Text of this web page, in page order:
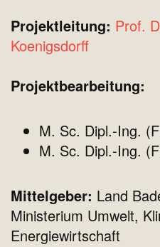
Projektleitung: Prof.
Koenigsdorff
Projektbearbeitung:
M. Sc. Dipl.‐Ing.
M. Sc. Dipl.‐Ing.
Mittelgeber: Land
Ministerium Umwelt,
Energiewirtschaft